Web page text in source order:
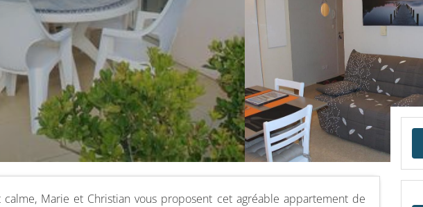
Marie et Christian vous proposent cet agréable appartement de